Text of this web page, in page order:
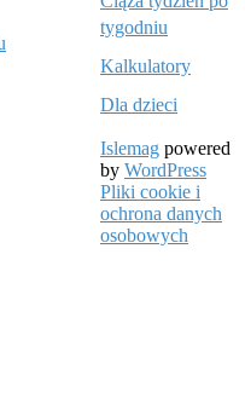
tygodniu
Kalkulatory
Dla dzieci
Islemag powered
by WordPress
Pliki cookie i
ochrona danych
osobowych